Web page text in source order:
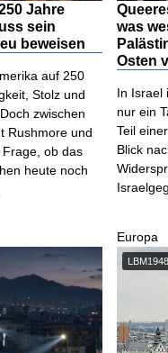
Jahre
sein
beweisen
auf 250
Stolz und
zwischen
Rushmore und
ob das
heute noch
was
Osten
In Israel
nur ein
Teil
Blick
Europa